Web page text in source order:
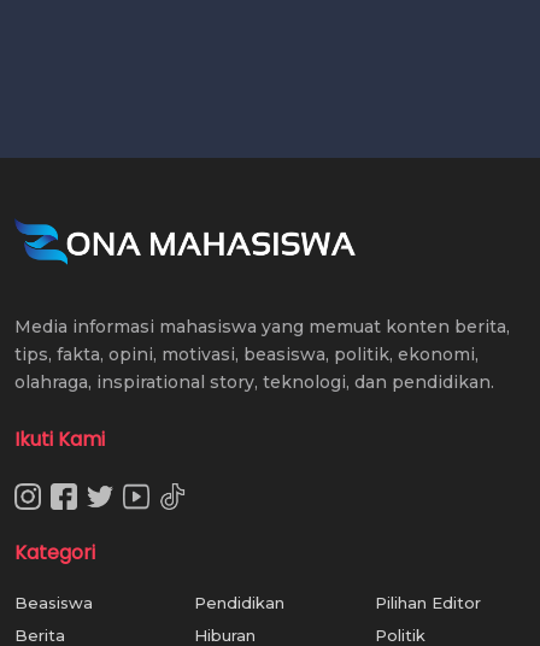
Media informasi mahasiswa yang memuat konten berita,
tips, fakta, opini, motivasi, beasiswa, politik, ekonomi,
olahraga, inspirational story, teknologi, dan pendidikan.
Ikuti Kami
Kategori
Beasiswa
Berita
Pendidikan
Hiburan
Pilihan Editor
Politik